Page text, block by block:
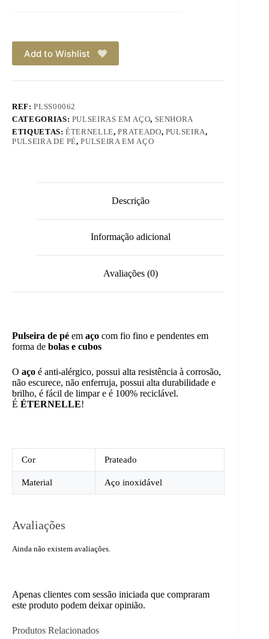
Add to Wishlist
REF:PLSS00062
CATEGORIAS: PULSEIRAS EM AÇO, SENHORA
ETIQUETAS:ÉTERNELLE,PRATEADO, PULSEIRA,
PULSEIRA DE PÉ,PULSEIRA EM AÇO
Descrição
Informação adicional
Avaliações (0)
Pulseira de pé em aço com fio fino e pendentes em
forma de bolas e cubos
O aço é anti-alérgico, possui alta resistência à corrosão,
não escurece, não enferruja, possui alta durabilidade e
brilho, é fácil de limpar e é 100% reciclável.
É ÉTERNELLE!
Cor Prateado
Material Aço inoxidável
Avaliações
Ainda não existem avaliações.
Apenas clientes com sessão iniciada que compraram
este produto podem deixar opinião.
Produtos Relacionados